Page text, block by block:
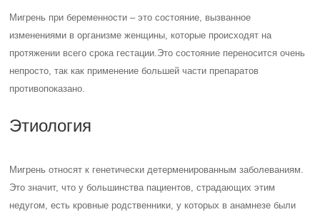
Мигрень при беременности – это состояние, вызванное
изменениями в организме женщины, которые происходят на
протяжении всего срока гестации.Это состояние переносится очень
непросто, так как применение большей части препаратов
противопоказано.
Этиология
Мигрень относят к генетически детерменированным заболеваниям.
Это значит, что у большинства пациентов, страдающих этим
недугом, есть кровные родственники, у которых в анамнезе были